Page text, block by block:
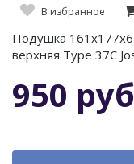
В избранное
Подушка
верхняя Type 37C
950